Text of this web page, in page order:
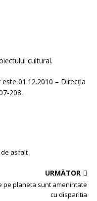
cultural.
01.12.2010 – Direcţia
208.
asfalt
URMĂTOR
pe planeta sunt amenintate
cu disparitia